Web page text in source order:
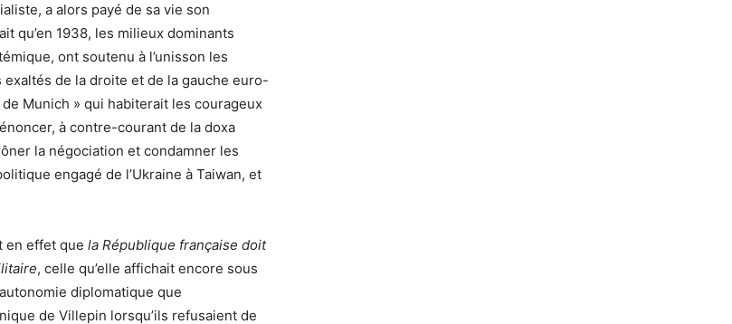
a alors payé de sa vie son
qu’en 1938, les milieux dominants
ont soutenu à l’unisson les
exaltés de la droite et de la gauche euro-
Munich » qui habiterait les courageux
à contre-courant de la doxa
la négociation et condamner les
engagé de l’Ukraine à Taiwan, et
en effet que la République française doit
, celle qu’elle affichait encore sous
diplomatique que
de Villepin lorsqu’ils refusaient de